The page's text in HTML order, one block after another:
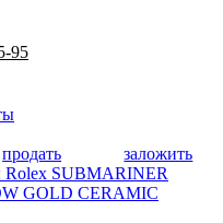
95
продать
заложить
Rolex SUBMARINER
GOLD CERAMIC